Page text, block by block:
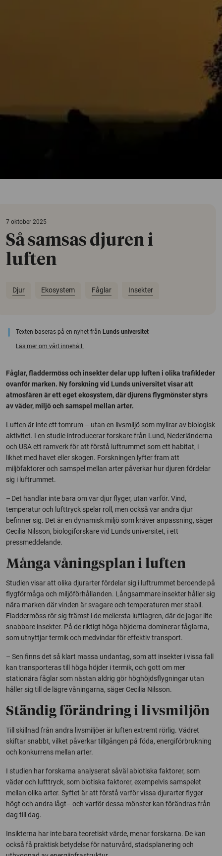
7 oktober 2025
Så samsas djuren i
luften
Djur Ekosystem Fåglar Insekter
Texten baseras på en nyhet från Lunds universitet
Läs mer om vårt innehåll.
Fåglar, fladdermöss och insekter delar upp luften i olika trafikleder
ovanför marken. Ny forskning vid Lunds universitet visar att
atmosfären är ett eget ekosystem, där djurens flygmönster styrs
av väder, miljö och samspel mellan arter.
Luften är inte ett tomrum – utan en livsmiljö som myllrar av biologisk
aktivitet. I en studie introducerar forskare från Lund, Nederländerna
och USA ett ramverk för att förstå luftrummet som ett habitat, i
likhet med havet eller skogen. Forskningen lyfter fram att
miljöfaktorer och samspel mellan arter påverkar hur djuren fördelar
sig i luftrummet.
– Det handlar inte bara om var djur flyger, utan varför. Vind,
temperatur och lufttryck spelar roll, men också var andra djur
befinner sig. Det är en dynamisk miljö som kräver anpassning, säger
Cecilia Nilsson, biologiforskare vid Lunds universitet, i ett
pressmeddelande.
Många våningsplan i luften
Studien visar att olika djurarter fördelar sig i luftrummet beroende på
flygförmåga och miljöförhållanden. Långsammare insekter håller sig
nära marken där vinden är svagare och temperaturen mer stabil.
Fladdermöss rör sig främst i de mellersta luftlagren, där de jagar lite
snabbare insekter. På de riktigt höga höjderna dominerar fåglarna,
som utnyttjar termik och medvindar för effektiv transport.
– Sen finns det så klart massa undantag, som att insekter i vissa fall
kan transporteras till höga höjder i termik, och gott om mer
stationära fåglar som nästan aldrig gör höghöjdsflygningar utan
håller sig till de lägre våningarna, säger Cecilia Nilsson.
Ständig förändring i livsmiljön
Till skillnad från andra livsmiljöer är luften extremt rörlig. Vädret
skiftar snabbt, vilket påverkar tillgången på föda, energiförbrukning
och konkurrens mellan arter.
I studien har forskarna analyserat såväl abiotiska faktorer, som
väder och lufttryck, som biotiska faktorer, exempelvis samspelet
mellan olika arter. Syftet är att förstå varför vissa djurarter flyger
högt och andra lågt– och varför dessa mönster kan förändras från
dag till dag.
Insikterna har inte bara teoretiskt värde, menar forskarna. De kan
också få praktisk betydelse för naturvård, stadsplanering och